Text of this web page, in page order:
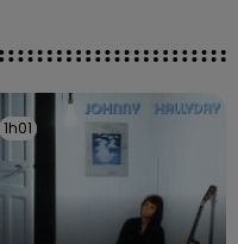
1h01
1h01